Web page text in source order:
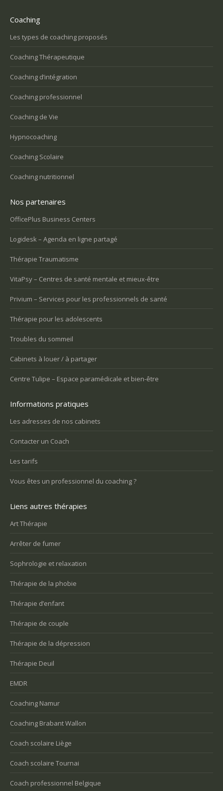
Coaching
Les types de coaching proposés
Coaching Thérapeutique
Coaching d’intégration
Coaching professionnel
Coaching de Vie
Hypnocoaching
Coaching Scolaire
Coaching nutritionnel
Nos partenaires
OfficePlus Business Centers
Logidesk – Agenda en ligne partagé
Thérapie Traumatisme
VitaPsy – Centres de santé mentale et mieux-être
Privium – Services pour les professionnels de santé
Thérapie pour les adolescents
Troubles du sommeil
Cabinets à louer / à partager
Centre Tulipe – Espace paramédicale et bien-être
Informations pratiques
Les adresses de nos cabinets
Contacter un Coach
Les tarifs
Vous êtes un professionnel du coaching ?
Liens autres thérapies
Art Thérapie
Arrêter de fumer
Sophrologie et relaxation
Thérapie de la phobie
Thérapie d’enfant
Thérapie de couple
Thérapie de la dépression
Thérapie Deuil
EMDR
Coaching Namur
Coaching Brabant Wallon
Coach scolaire Liège
Coach scolaire Tournai
Coach professionnel Belgique